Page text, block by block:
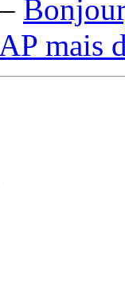
mais